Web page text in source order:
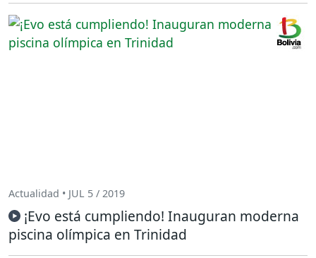
Actualidad • JUL 5 / 2019
¡Evo está cumpliendo! Inauguran moderna
piscina olímpica en Trinidad